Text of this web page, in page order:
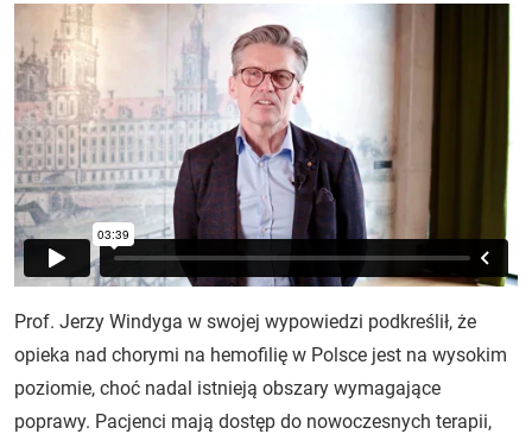
Prof. Jerzy Windyga w swojej wypowiedzi podkreślił, że
opieka nad chorymi na hemofilię w Polsce jest na wysokim
poziomie, choć nadal istnieją obszary wymagające
poprawy. Pacjenci mają dostęp do nowoczesnych terapii,